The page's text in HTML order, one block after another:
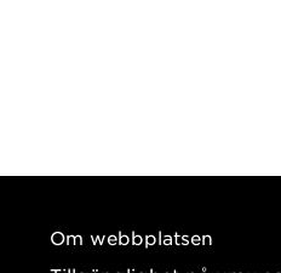
Om webbplatsen